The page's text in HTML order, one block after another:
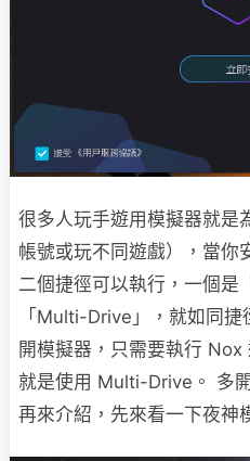
很多人玩手遊用模擬器就是
帳號或玩不同遊戲），當你
二個捷徑可以執行，一個是
「Multi-Drive」，就如同
開模擬器，只需要執行 Nox
就是使用 Multi-Drive。 多
再來介紹，先來看一下夜神